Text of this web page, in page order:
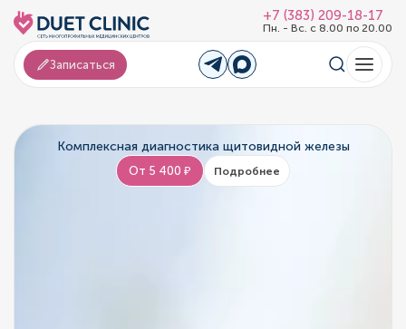
+7 (383) 209-18-17
Пн. - Вс. с 8.00 по 20.00
Записаться
Комплексная диагностика щитовидной железы
От 5 400 ₽ Подробнее